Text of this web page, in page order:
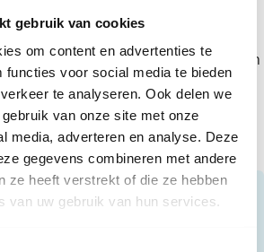
gebruik van cookies
om content en advertenties te
functies voor social media te bieden
te analyseren. Ook delen we
van onze site met onze
media, adverteren en analyse. Deze
gegevens combineren met andere
ze heeft verstrekt of die ze hebben
van uw gebruik van hun services.
niet lukt om rustig te blijven, leg je
plek en neem even afstand om af
gebeurt, schud je baby nooit heen en
schade veroorzaken’,
iets bijzonders aan de hand. Als je